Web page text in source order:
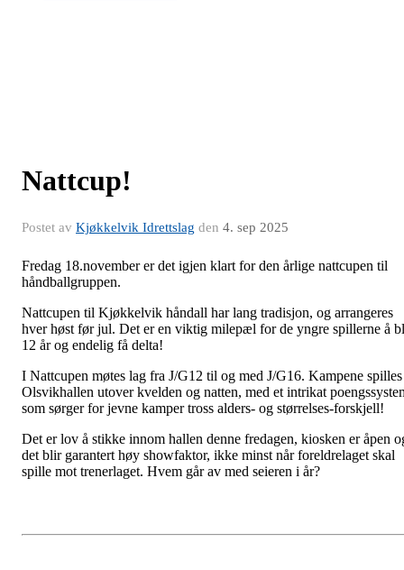
Nattcup!
Postet av Kjøkkelvik Idrettslag den 4. sep 2025
Fredag 18.november er det igjen klart for den årlige nattcupen til
håndballgruppen.
Nattcupen til Kjøkkelvik håndall har lang tradisjon, og arrangeres
hver høst før jul. Det er en viktig milepæl for de yngre spillerne å
12 år og endelig få delta!
I Nattcupen møtes lag fra J/G12 til og med J/G16. Kampene
Olsvikhallen utover kvelden og natten, med et intrikat
som sørger for jevne kamper tross alders- og størrelses-forskjell!
Det er lov å stikke innom hallen denne fredagen, kiosken er åpen
det blir garantert høy showfaktor, ikke minst når foreldrelaget skal
spille mot trenerlaget. Hvem går av med seieren i år?